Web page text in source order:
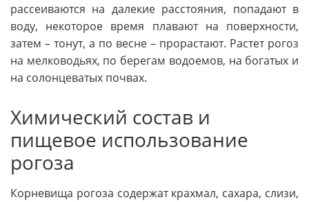
рассеиваются на далекие расстояния, попадают в
воду, некоторое время плавают на поверхности,
затем – тонут, а по весне – прорастают. Растет рогоз
на мелководьях, по берегам водоемов, на богатых и
на солонцеватых почвах.
Химический состав и
пищевое использование
рогоза
Корневища рогоза содержат крахмал, сахара, слизи,